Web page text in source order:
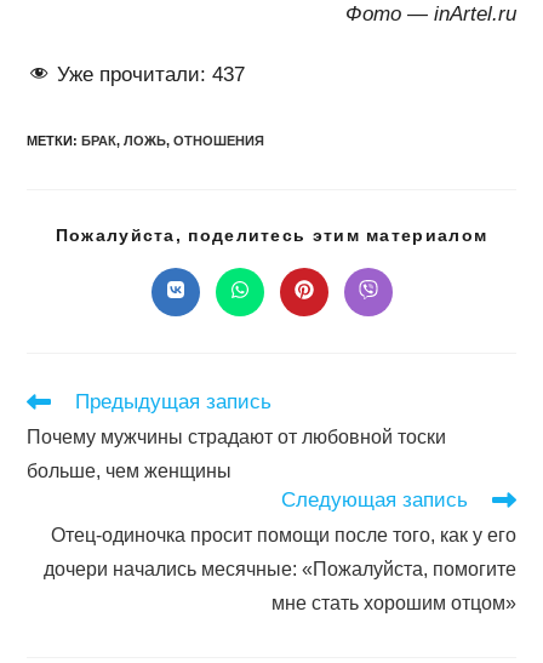
Фото — inArtel.ru
Уже прочитали: 437
МЕТКИ:БРАК, ЛОЖЬ, ОТНОШЕНИЯ
Пожалуйста, поделитесь этим материалом
Открывается
в
Открывается
в
Открывается
в
Открывается
в
Читать
статьи
Предыдущая запись
Почему мужчины страдают от любовной тоски
больше, чем женщины
Следующая запись
Отец-одиночка просит помощи после того, как у его
дочери начались месячные: «Пожалуйста, помогите
мне стать хорошим отцом»